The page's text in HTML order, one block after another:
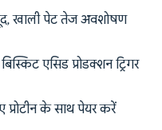
खाली पेट तेज अवशोषण
एसिड प्रोडक्शन ट्रिगर
प्रोटीन के साथ पेयर करें